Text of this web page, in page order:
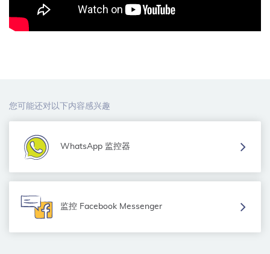
您可能还对以下内容感兴趣
WhatsApp 监控器
监控 Facebook Messenger